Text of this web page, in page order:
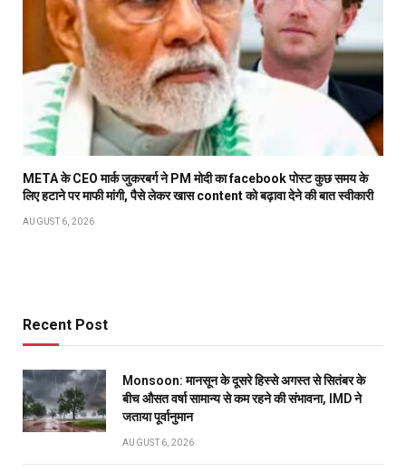
META के CEO मार्क जुकरबर्ग ने PM मोदी का facebook पोस्ट कुछ समय के
लिए हटाने पर माफी मांगी, पैसे लेकर खास content को बढ़ावा देने की बात स्वीकारी
AUGUST 6, 2026
Recent Post
Monsoon: मानसून के दूसरे हिस्से अगस्त से सितंबर के
बीच औसत वर्षा सामान्य से कम रहने की संभावना, IMD ने
जताया पूर्वानुमान
AUGUST 6, 2026